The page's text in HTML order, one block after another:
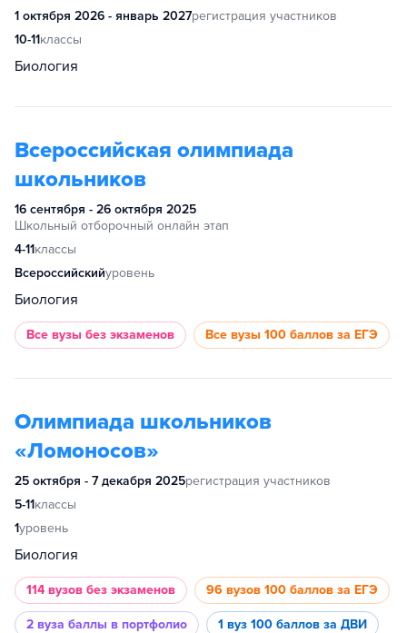
1 октября 2026 - январь 2027регистрация участников
10-11классы
Биология
Всероссийская олимпиада
школьников
16 сентября - 26 октября 2025
Школьный отборочный онлайн этап
4-11классы
Всероссийскийуровень
Биология
Все вузы без экзаменов Все вузы 100 баллов за ЕГЭ
Олимпиада школьников
«Ломоносов»
25 октября - 7 декабря 2025регистрация участников
5-11классы
1уровень
Биология
114 вузов без экзаменов 96 вузов 100 баллов за ЕГЭ
2 вуза баллы в портфолио 1 вуз 100 баллов за ДВИ